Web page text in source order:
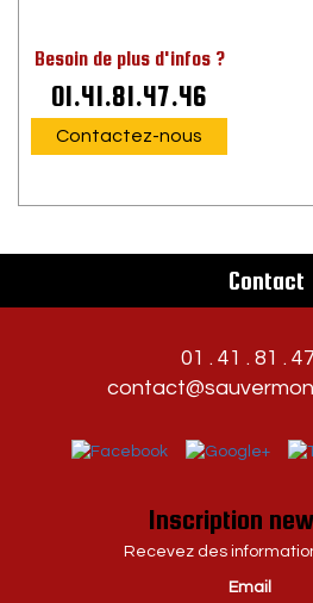
Besoin de plus d'infos ?
01.41.81.47.46
Contactez-nous
Contact
01 . 41 . 81 .
Inscription
Recevez des
Email